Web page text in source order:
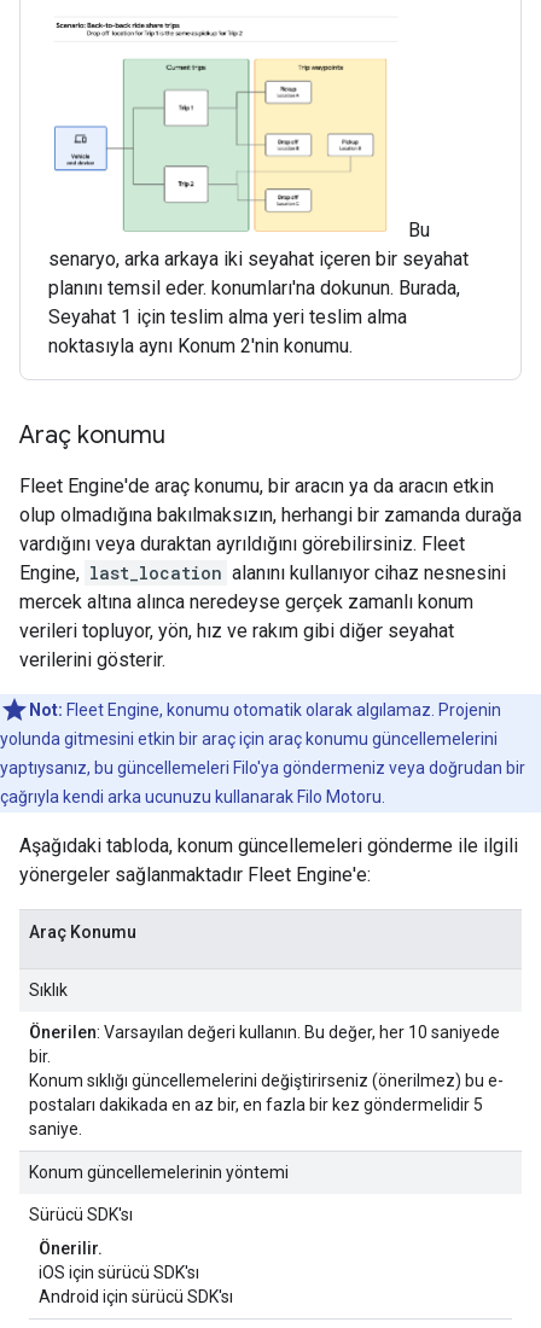
Bu
senaryo, arka arkaya iki seyahat içeren bir seyahat
planını temsil eder. konumları'na dokunun. Burada,
Seyahat 1 için teslim alma yeri teslim alma
noktasıyla aynı Konum 2'nin konumu.
Araç konumu
Fleet Engine'de araç konumu, bir aracın ya da aracın etkin
olup olmadığına bakılmaksızın, herhangi bir zamanda durağa
vardığını veya duraktan ayrıldığını görebilirsiniz. Fleet
Engine, last_location alanını kullanıyor cihaz nesnesini
mercek altına alınca neredeyse gerçek zamanlı konum
verileri topluyor, yön, hız ve rakım gibi diğer seyahat
verilerini gösterir.
Not: Fleet Engine, konumu otomatik olarak algılamaz. Projenin
yolunda gitmesini etkin bir araç için araç konumu güncellemelerini
yaptıysanız, bu güncellemeleri Filo'ya göndermeniz veya doğrudan bir
çağrıyla kendi arka ucunuzu kullanarak Filo Motoru.
Aşağıdaki tabloda, konum güncellemeleri gönderme ile ilgili
yönergeler sağlanmaktadır Fleet Engine'e:
Araç Konumu
Sıklık
Önerilen: Varsayılan değeri kullanın. Bu değer, her 10 saniyede
bir.
Konum sıklığı güncellemelerini değiştirirseniz (önerilmez) bu e-
postaları dakikada en az bir, en fazla bir kez göndermelidir 5
saniye.
Konum güncellemelerinin yöntemi
Sürücü SDK'sı
Önerilir.
iOS için sürücü SDK'sı
Android için sürücü SDK'sı